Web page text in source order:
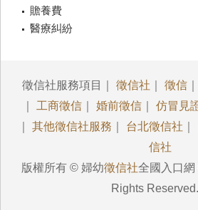
贍養費
醫療糾紛
徵信社服務項目｜ 徵信社 徵信
工商徵信 婚前徵信 仿冒見
其他徵信社服務 台北徵信社
信社
版權所有 © 婦幼徵信社全國入口網
Rights